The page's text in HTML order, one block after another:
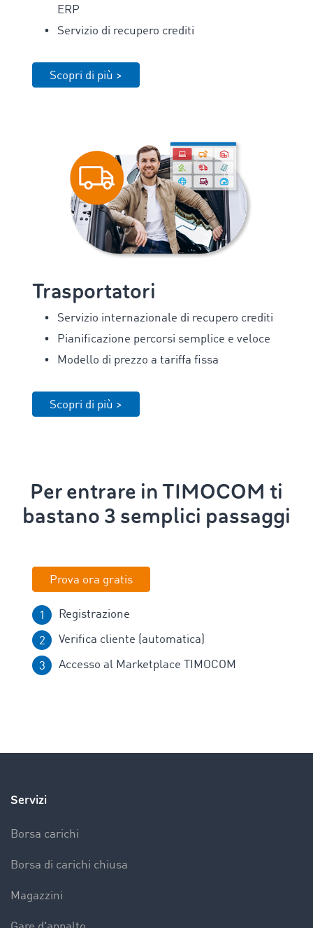
ERP
Servizio di recupero crediti
Scopri di più >
Trasportatori
Servizio internazionale di recupero crediti
Pianificazione percorsi semplice e veloce
Modello di prezzo a tariffa fissa
Scopri di più >
Per entrare in TIMOCOM ti
bastano 3 semplici passaggi
Registrazione
Verifica cliente (automatica)
Accesso al Marketplace TIMOCOM
Prova ora gratis
Servizi
Borsa carichi
Borsa di carichi chiusa
Magazzini